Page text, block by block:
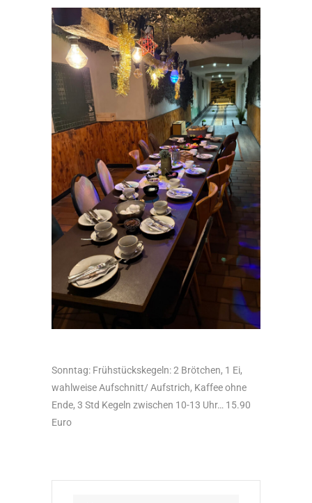
Sonntag: Frühstückskegeln: 2 Brötchen, 1 Ei,
wahlweise Aufschnitt/ Aufstrich, Kaffee ohne
Ende, 3 Std Kegeln zwischen 10-13 Uhr… 15.90
Euro